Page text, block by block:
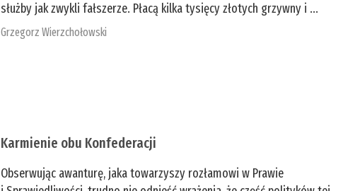
służby jak zwykli fałszerze. Płacą kilka tysięcy złotych grzywny i ...
Grzegorz Wierzchołowski
Karmienie obu Konfederacji
Obserwując awanturę, jaka towarzyszy rozłamowi w Prawie